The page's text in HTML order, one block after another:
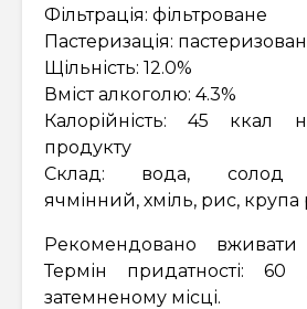
Фільтрація: фільтроване
Пастеризація:
Щільність: 12.0%
Вміст алкоголю: 4.3%
Калорійність: 45 ккал
продукту
Склад: вода, солод
ячмінний, хміль, рис, крупа
Рекомендовано
Термін придатності:
затемненому місці.